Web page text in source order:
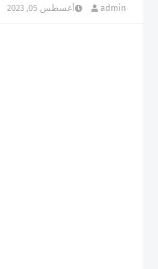
admin أغسطس 05, 2023